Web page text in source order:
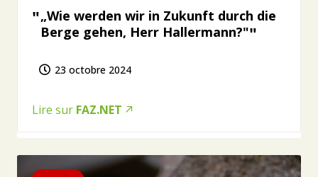
„Wie werden wir in Zukunft durch die
Berge gehen, Herr Hallermann?"
23 octobre 2024
Lire sur FAZ.NET